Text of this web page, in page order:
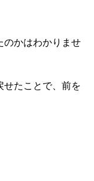
のかはわかりませ
せたことで、前を